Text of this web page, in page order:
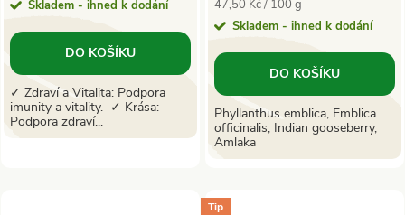
Skladem - ihned k dodání
DO KOŠÍKU
✓ Zdraví a Vitalita: Podpora
imunity a vitality. ✓ Krása:
Podpora zdraví...
Měrná
cena:
47,50 Kč / 100 g
Skladem - ihned k dodání
DO KOŠÍKU
Phyllanthus emblica, Emblica
officinalis, Indian gooseberry,
Amlaka
Tip